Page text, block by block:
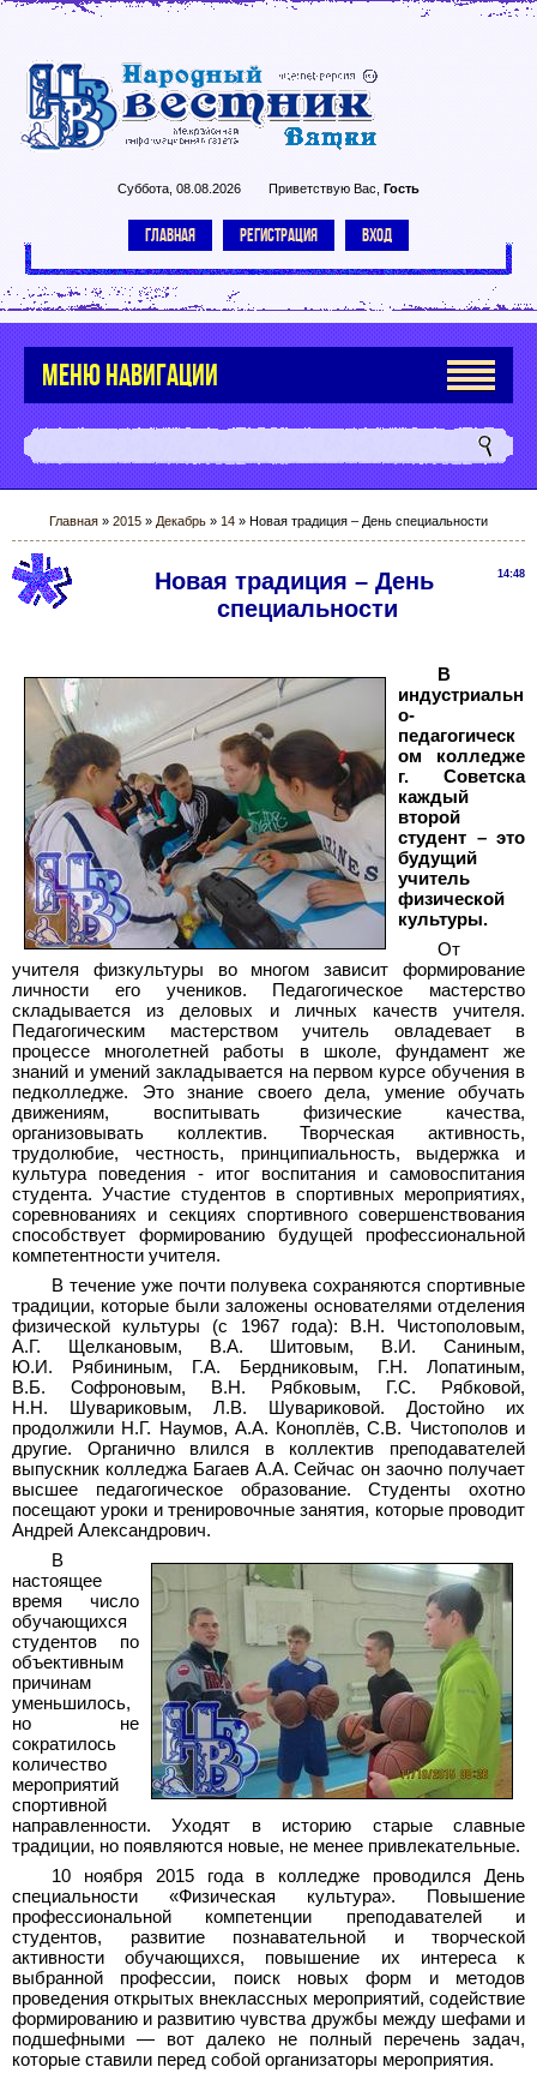
Суббота, 08.08.2026 Приветствую Вас Гость
ГЛАВНАЯ РЕГИСТРАЦИЯ ВХОД
МЕНЮ НАВИГАЦИИ
Главная » 2015 » Декабрь » 14 » Новая традиция – День специальности
14:48
Новая традиция – День
специальности
В
индустриальн
о-
педагогическ
ом колледже
г. Советска
каждый
второй
студент – это
будущий
учитель
физической
культуры.
От
учителя физкультуры во многом зависит формирование
личности его учеников. Педагогическое мастерство
складывается из деловых и личных качеств учителя.
Педагогическим мастерством учитель овладевает в
процессе многолетней работы в школе, фундамент же
знаний и умений закладывается на первом курсе обучения в
педколледже. Это знание своего дела, умение обучать
движениям, воспитывать физические качества,
организовывать коллектив. Творческая активность,
трудолюбие, честность, принципиальность, выдержка и
культура поведения - итог воспитания и самовоспитания
студента. Участие студентов в спортивных мероприятиях,
соревнованиях и секциях спортивного совершенствования
способствует формированию будущей профессиональной
компетентности учителя.
В течение уже почти полувека сохраняются спортивные
традиции, которые были заложены основателями отделения
физической культуры (с 1967 года): В.Н. Чистополовым,
А.Г. Щелкановым, В.А. Шитовым, В.И. Саниным,
Ю.И. Рябининым, Г.А. Бердниковым, Г.Н. Лопатиным,
В.Б. Софроновым, В.Н. Рябковым, Г.С. Рябковой,
Н.Н. Шувариковым, Л.В. Шувариковой. Достойно их
продолжили Н.Г. Наумов, А.А. Коноплёв, С.В. Чистополов и
другие. Органично влился в коллектив преподавателей
выпускник колледжа Багаев А.А. Сейчас он заочно получает
высшее педагогическое образование. Студенты охотно
посещают уроки и тренировочные занятия, которые проводит
Андрей Александрович.
В
настоящее
время число
обучающихся
студентов по
объективным
причинам
уменьшилось,
но не
сократилось
количество
мероприятий
спортивной
направленности. Уходят в историю старые славные
традиции, но появляются новые, не менее привлекательные.
10 ноября 2015 года в колледже проводился День
специальности «Физическая культура». Повышение
профессиональной компетенции преподавателей и
студентов, развитие познавательной и творческой
активности обучающихся, повышение их интереса к
выбранной профессии, поиск новых форм и методов
проведения открытых внеклассных мероприятий, содействие
формированию и развитию чувства дружбы между шефами и
подшефными — вот далеко не полный перечень задач,
которые ставили перед собой организаторы мероприятия.